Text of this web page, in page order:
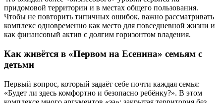
придомовой территории и в местах общего пользования.
Чтобы не повторить типичных ошибок, важно рассматривать
комплекс одновременно как место для повседневной жизни и
как финансовый актив с долгим горизонтом владения.
Как живётся в «Первом на Есенина» семьям с
детьми
Первый вопрос, который задаёт себе почти каждая семья:
«Будет ли здесь комфортно и безопасно ребёнку?». В этом